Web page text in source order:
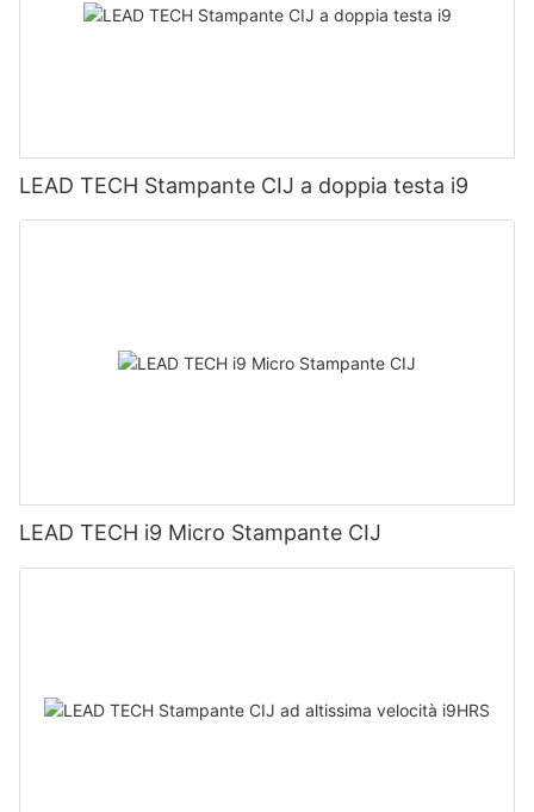
LEAD TECH Stampante CIJ a doppia testa i9
LEAD TECH i9 Micro Stampante CIJ